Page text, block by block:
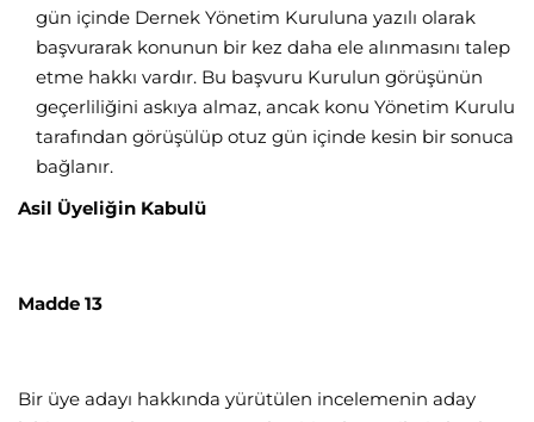
gün içinde Dernek Yönetim Kuruluna yazılı olarak
başvurarak konunun bir kez daha ele alınmasını talep
etme hakkı vardır. Bu başvuru Kurulun görüşünün
geçerliliğini askıya almaz, ancak konu Yönetim Kurulu
tarafından görüşülüp otuz gün içinde kesin bir sonuca
bağlanır.
Asil Üyeliğin Kabulü
Madde 13
Bir üye adayı hakkında yürütülen incelemenin aday